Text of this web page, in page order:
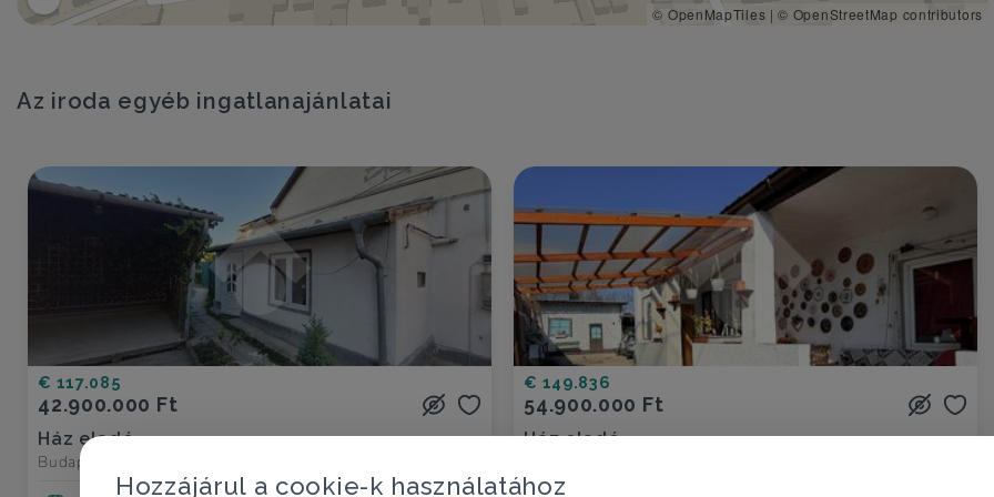
© OpenMapTiles |© OpenStreetMap contributors
Az iroda egyéb ingatlanajánlatai
€ 117.085
42.900.000 Ft
Ház eladó
Budapest XV. ker., Rákospalota városrész - Rákospalota
€ 149.836
54.900.000 Ft
Ház eladó
Hozzájárul a cookie-k használatához